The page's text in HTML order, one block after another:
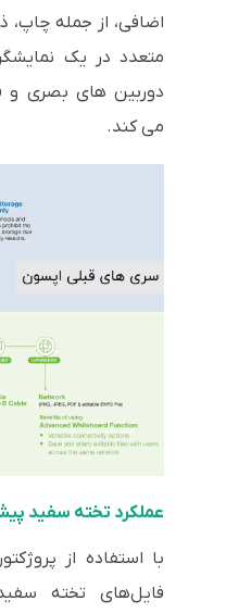
اضافی، از جمله چاپ،
متعدد در یک
دوربین های بصری و
می کند.
عملکرد تخته سفید
فایل‌های تخته